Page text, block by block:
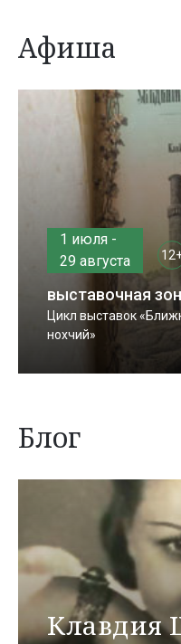
Афиша
1 июля -
29 августа
выставочная
Цикл выставок
нохчий»
Блог
Клавдия